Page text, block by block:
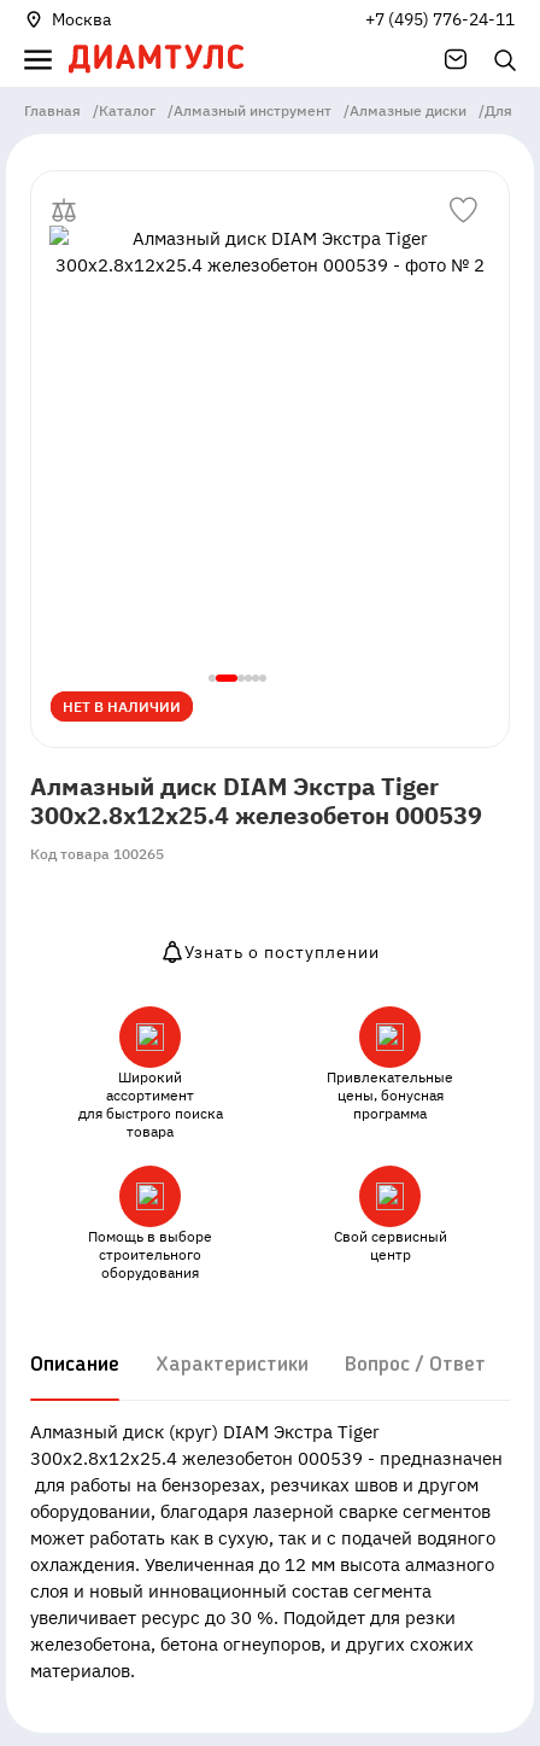
Москва +7 (495) 776-24-11
Главная /Каталог /Алмазный инструмент /Алмазные диски /Для
НЕТ В НАЛИЧИИ
НЕТ В НАЛИЧИИ
Алмазный диск DIAM Экстра Tiger
300x2.8x12x25.4 железобетон 000539
Код товара 100265
Узнать о поступлении
Широкий
ассортимент
для быстрого поиска
товара
Привлекательные
цены, бонусная
программа
Помощь в выборе
строительного
оборудования
Свой сервисный
центр
Описание Характеристики Вопрос / Ответ
Алмазный диск (круг) DIAM Экстра Tiger
300x2.8x12x25.4 железобетон 000539 - предназначен
для работы на бензорезах, резчиках швов и другом
оборудовании, благодаря лазерной сварке сегментов
может работать как в сухую, так и с подачей водяного
охлаждения. Увеличенная до 12 мм высота алмазного
слоя и новый инновационный состав сегмента
увеличивает ресурс до 30 %. Подойдет для резки
железобетона, бетона огнеупоров, и других схожих
материалов.